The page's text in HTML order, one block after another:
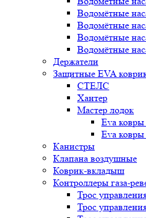
Водомётные
Водомётные
Водомётные
Водомётные
Держатели
Защитные EVA
СТЕЛС
Хантер
Мастер лодок
Eva
Eva ковры
Канистры
Клапана воздушные
Коврик-вкладыш
Контроллеры газа-
Трос
Трос